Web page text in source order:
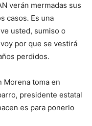
verán mermadas sus
casos. Es una
usted, sumiso o
por que se vestirá
perdidos.
Morena toma en
presidente estatal
es para ponerlo